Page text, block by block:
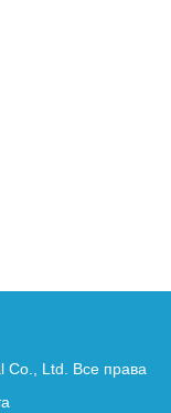
Co., Ltd. Все права